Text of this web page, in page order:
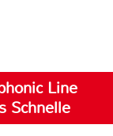
Line
Schnelle